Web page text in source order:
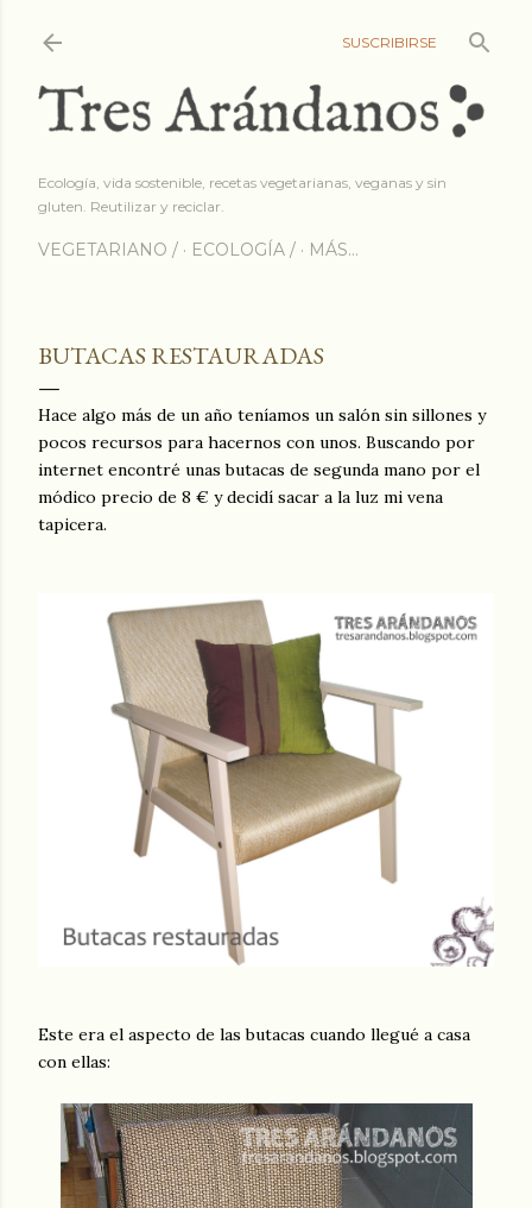
Ir al contenido
SUSCRIBIRSE
Ecología, vida sostenible, recetas vegetarianas, veganas y sin
gluten. Reutilizar y reciclar.
VEGETARIANO / ECOLOGÍA / MÁS…
BUTACAS RESTAURADAS
Hace algo más de un año teníamos un salón sin sillones y
pocos recursos para hacernos con unos. Buscando por
internet encontré unas butacas de segunda mano por el
módico precio de 8 € y decidí sacar a la luz mi vena
tapicera.
Este era el aspecto de las butacas cuando llegué a casa
con ellas: